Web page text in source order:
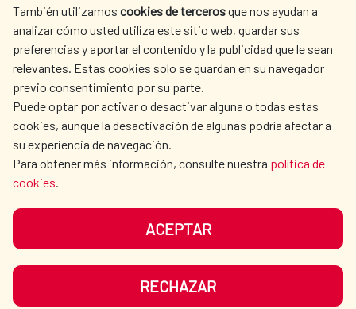
También utilizamos cookies de tercerosque nos ayudan a
analizar cómo usted utiliza este sitio web, guardar sus
preferencias y aportar el contenido y la publicidad que le sean
relevantes. Estas cookies solo se guardan en su navegador
previo consentimiento por su parte.
Puede optar por activar o desactivar alguna o todas estas
cookies, aunque la desactivación de algunas podría afectar a
su experiencia de navegación.
Para obtener más información, consulte nuestra política de
cookies.
ACEPTAR
RECHAZAR
CULTURE AND SCIENCE LIBRARY
OUR SOCIAL MEDIA
DATA PROTECTION
COOKIE POLICY
BROWSING GUIDE
SITEMAP